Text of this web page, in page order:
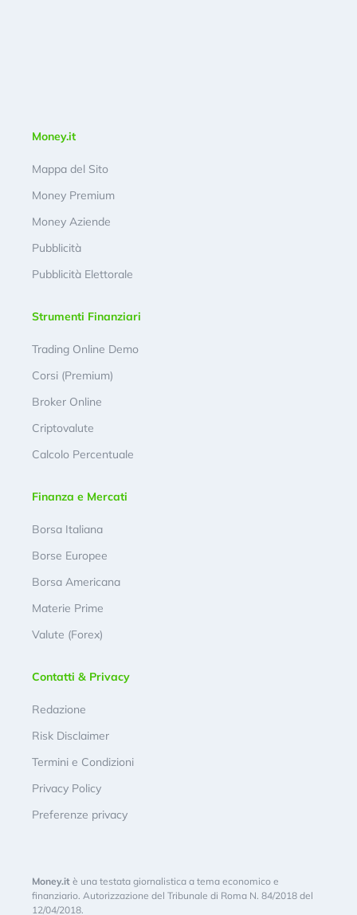
Money.it
Mappa del Sito
Money Premium
Money Aziende
Pubblicità
Pubblicità Elettorale
Strumenti Finanziari
Trading Online Demo
Corsi (Premium)
Broker Online
Criptovalute
Calcolo Percentuale
Finanza e Mercati
Borsa Italiana
Borse Europee
Borsa Americana
Materie Prime
Valute (Forex)
Contatti & Privacy
Redazione
Risk Disclaimer
Termini e Condizioni
Privacy Policy
Preferenze privacy
Money.it è una testata giornalistica a tema economico e
finanziario. Autorizzazione del Tribunale di Roma N. 84/2018 del
12/04/2018.